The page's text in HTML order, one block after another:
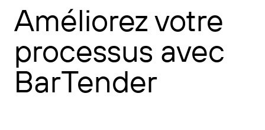
Améliorez votre
processus avec
BarTender